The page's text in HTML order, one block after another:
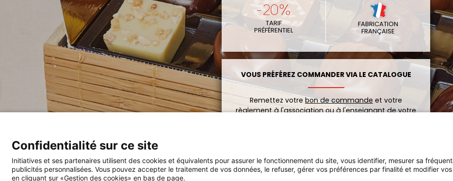
-20%
TARIF
PRÉFÉRENTIEL
FABRICATION
FRANÇAISE
VOUS PRÉFÉREZ COMMANDER VIA LE CATALOGUE
Remettez votre bon de commande et votre
règlement à l'association ou à l'enseignant de votre
Confidentialité sur ce site
Initiatives et ses partenaires utilisent des cookies et équivalents pour assurer le fonctionnement du site, vous identifier, mesurer sa
publicités personnalisées. Vous pouvez accepter le traitement de vos données, le refuser, gérer vos préférences par finalité et modifier
en cliquant sur «Gestion des cookies» en bas de page.